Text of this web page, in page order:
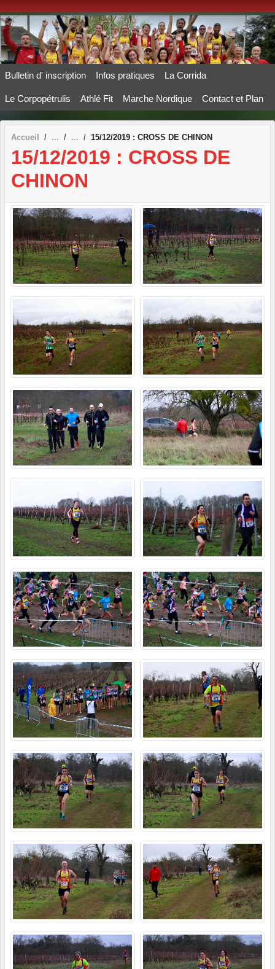
Bulletin d' inscription Infos pratiques La Corrida
Le Corpopétrulis Athlé Fit Marche Nordique Contact et Plan
Accueil 15/12/2019 : CROSS DE CHINON
15/12/2019 : CROSS DE
CHINON